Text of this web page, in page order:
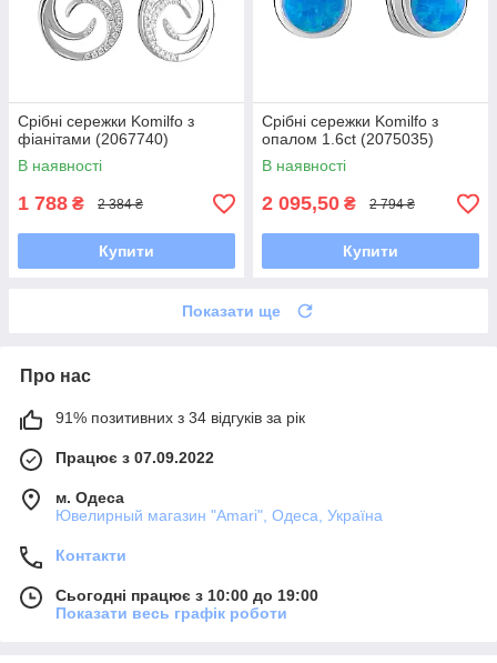
Срібні сережки Komilfo з
фіанітами (2067740)
В наявності
1 788 ₴ 2 384 ₴
Купити
Срібні сережки Komilfo з
опалом 1.6ct (2075035)
В наявності
2 095,50 ₴ 2 794 ₴
Купити
Показати ще
Про нас
91% позитивних з 34 відгуків за рік
Працює з 07.09.2022
м. Одеса
Ювелирный магазин "Amari", Одеса, Україна
Контакти
Сьогодні працює з 10:00 до 19:00
Показати весь графік роботи